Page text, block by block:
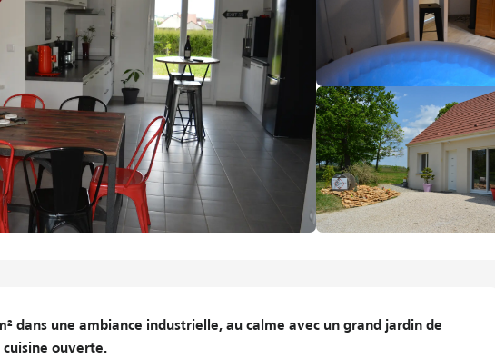
dans une ambiance industrielle, au calme avec un grand jardin de
cuisine ouverte.